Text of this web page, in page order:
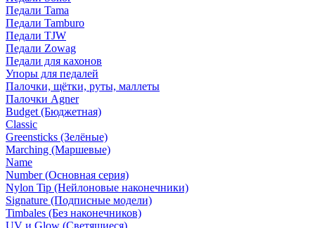
Педали Tama
Педали Tamburo
Педали TJW
Педали Zowag
Педали для кахонов
Упоры для педалей
Палочки, щётки, руты, маллеты
Палочки Agner
Budget (Бюджетная)
Classic
Greensticks (Зелёные)
Marching (Маршевые)
Name
Number (Основная серия)
Nylon Tip (Нейлоновые наконечники)
Signature (Подписные модели)
Timbales (Без наконечников)
UV и Glow (Светящиеся)